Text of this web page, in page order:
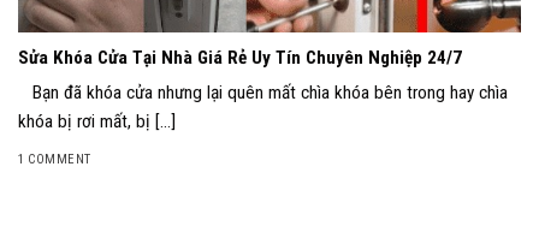
Sửa Khóa Cửa Tại Nhà Giá Rẻ Uy Tín Chuyên Nghiệp 24/7
Bạn đã khóa cửa nhưng lại quên mất chìa khóa bên trong hay chìa
khóa bị rơi mất, bị [...]
1 COMMENT